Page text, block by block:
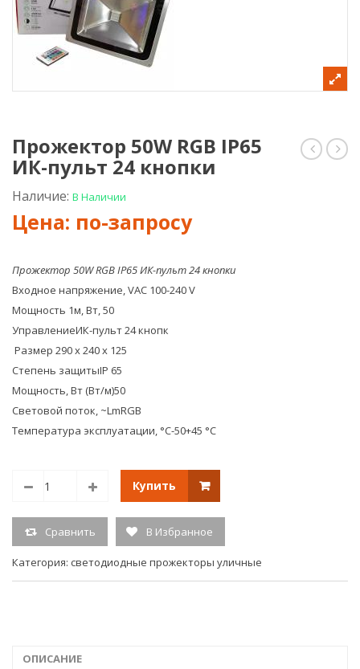
Прожектор 50W RGB IP65
ИК-пульт 24 кнопки
Наличие: В Наличии
Прожектор 50W RGB IP65 ИК-пульт 24 кнопки
Входное напряжение, VAC 100-240 V
Мощность 1м, Вт, 50
УправлениеИК-пульт 24 кнопк
Размер 290 х 240 х 125
Степень защитыIP 65
Мощность, Вт (Вт/м)50
Световой поток, ~LmRGB
Температура эксплуатации, °С-50+45 °С
Купить
Сравнить В Избранное
Категория: светодиодные прожекторы уличные
ОПИСАНИЕ